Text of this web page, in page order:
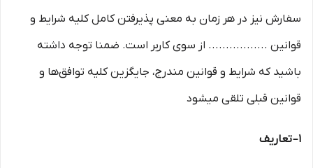
سفارش نیز در هر زمان به معنی پذیرفتن کامل کلیه شرایط و
قوانین ................. از سوی کاربر است. ضمنا توجه داشته
باشید که شرایط و قوانین مندرج، جایگزین کلیه توافق‏‌ها و
قوانین قبلی تلقی میشود
۱– تعاریف